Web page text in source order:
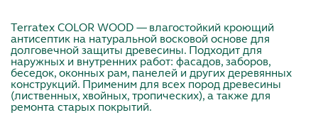
Terratex COLOR WOOD — влагостойкий кроющий
антисептик на натуральной восковой основе для
долговечной защиты древесины. Подходит для
наружных и внутренних работ: фасадов, заборов,
беседок, оконных рам, панелей и других деревянных
конструкций. Применим для всех пород древесины
(лиственных, хвойных, тропических), а также для
ремонта старых покрытий.